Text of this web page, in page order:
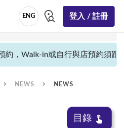
ENG 登入 / 註冊
，Walk-in或自行與店預約須跟
NEWS NEWS
目錄